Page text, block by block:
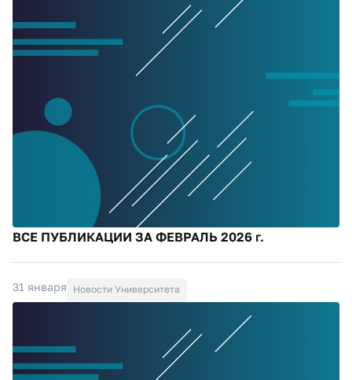
ВСЕ ПУБЛИКАЦИИ ЗА ФЕВРАЛЬ 2026 г.
31 января Новости Университета